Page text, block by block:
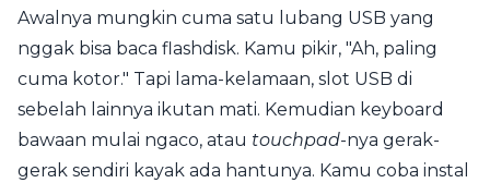
Awalnya mungkin cuma satu lubang USB yang
nggak bisa baca flashdisk. Kamu pikir, "Ah, paling
cuma kotor." Tapi lama-kelamaan, slot USB di
sebelah lainnya ikutan mati. Kemudian keyboard
bawaan mulai ngaco, atau touchpad-nya gerak-
gerak sendiri kayak ada hantunya. Kamu coba instal